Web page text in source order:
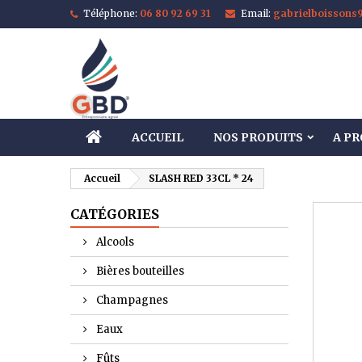
Téléphone: 06 80 92 69 31 Email:
ACCUEIL NOS PRODUITS A
Accueil SLASH RED 33CL * 24
CATÉGORIES
Alcools
Bières bouteilles
Champagnes
Eaux
Fûts